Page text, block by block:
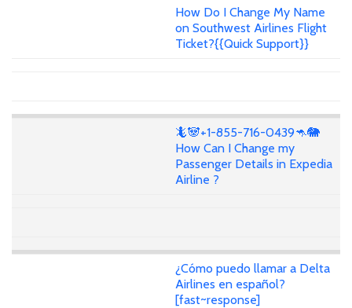
How Do I Change My Name
on Southwest Airlines Flight
Ticket?{{Quick Support}}
🦎🐼+1-855-716-0439🦘🐘
How Can I Change my
Passenger Details in Expedia
Airline ?
¿Cómo puedo llamar a Delta
Airlines en español?
[fast~response]